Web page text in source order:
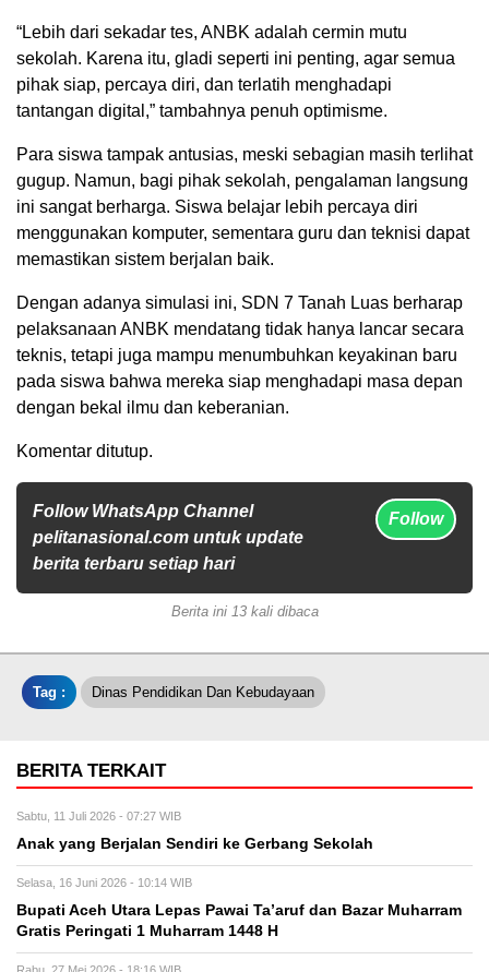
“Lebih dari sekadar tes, ANBK adalah cermin mutu
sekolah. Karena itu, gladi seperti ini penting, agar semua
pihak siap, percaya diri, dan terlatih menghadapi
tantangan digital,” tambahnya penuh optimisme.
Para siswa tampak antusias, meski sebagian masih terlihat
gugup. Namun, bagi pihak sekolah, pengalaman langsung
ini sangat berharga. Siswa belajar lebih percaya diri
menggunakan komputer, sementara guru dan teknisi dapat
memastikan sistem berjalan baik.
Dengan adanya simulasi ini, SDN 7 Tanah Luas berharap
pelaksanaan ANBK mendatang tidak hanya lancar secara
teknis, tetapi juga mampu menumbuhkan keyakinan baru
pada siswa bahwa mereka siap menghadapi masa depan
dengan bekal ilmu dan keberanian.
Komentar ditutup.
Follow WhatsApp Channel
pelitanasional.com untuk update
berita terbaru setiap hari
Follow
Berita ini 13 kali dibaca
Tag : Dinas Pendidikan Dan Kebudayaan
BERITA TERKAIT
Sabtu, 11 Juli 2026 - 07:27 WIB
Anak yang Berjalan Sendiri ke Gerbang Sekolah
Selasa, 16 Juni 2026 - 10:14 WIB
Bupati Aceh Utara Lepas Pawai Ta’aruf dan Bazar Muharram
Gratis Peringati 1 Muharram 1448 H